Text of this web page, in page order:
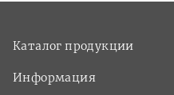
Каталог продукции
Информация